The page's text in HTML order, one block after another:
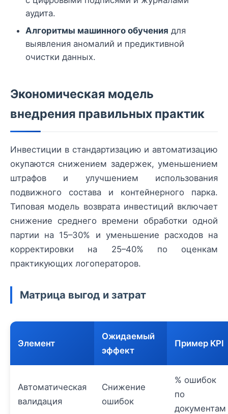
аудита.
Алгоритмы машинного обучения для
выявления аномалий и предиктивной
очистки данных.
Экономическая модель
внедрения правильных практик
Инвестиции в стандартизацию и автоматизацию
окупаются снижением задержек, уменьшением
штрафов и улучшением использования
подвижного состава и контейнерного парка.
Типовая модель возврата инвестиций включает
снижение среднего времени обработки одной
партии на 15–30% и уменьшение расходов на
корректировки на 25–40% по оценкам
практикующих логоператоров.
Матрица выгод и затрат
Элемент
Ожидаемый
эффект
Пример KPI
Автоматическая
валидация
Снижение
ошибок
% ошибок
по
документам